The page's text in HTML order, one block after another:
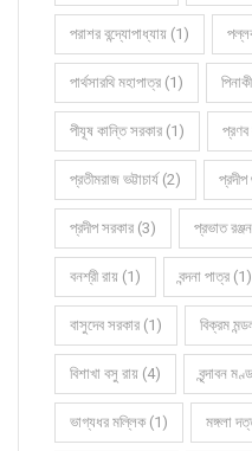
পরাশর বন্দ্যোপাধ্যায় (1)
পার্থসারথি মহাপাত্র (1)
পীযূষ কান্তি সরকার (1)
প্রতীমরাজ ভট্টাচার্য (2)
প্রদীপ সরকার (3) প্রভাত
বনশ্রী রায় (1) বন্দনা পাত্র (1)
বাসুদেব সরকার (1) বিক্রম
বিশাখা বসু রায় (4) বৃন্দাবন
ভাগ্যধর মল্লিক (1) মঙ্গলা